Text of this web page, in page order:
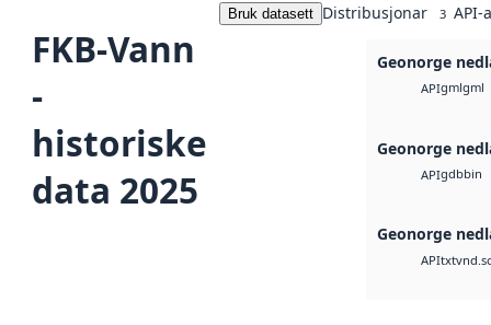
FKB-Vann
-
historiske
data 2025
Bruk datasett Distribusjonar 3 API-
Geonorge
APIgmlgml
Geonorge
APIgdbbin
Geonorge
APItxt